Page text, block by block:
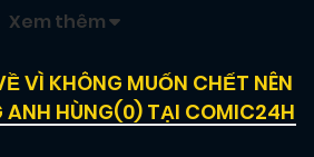
Xem thêm
VÌ KHÔNG MUỐN CHẾT NÊN
ANH HÙNG(0) TẠI COMIC24H